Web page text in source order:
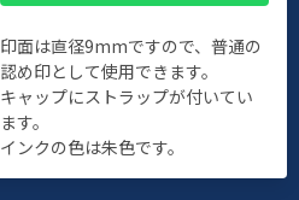
印面は直径9mmですので、普通の
認め印として使用できます。
キャップにストラップが付いてい
ます。
インクの色は朱色です。